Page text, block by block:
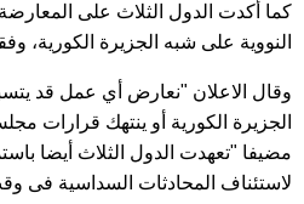
كما أكدت الدول الثلاث على المعارضة
النووية على شبه الجزيرة الكورية،
وقال الاعلان "نعارض أي عمل قد
الجزيرة الكورية أو ينتهك قرارات
مضيفا "تعهدت الدول الثلاث أيضا
لاستئناف المحادثات السداسية فى